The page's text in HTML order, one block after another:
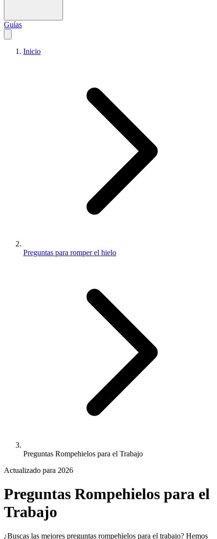
Guías
Inicio
Preguntas para romper el hielo
Preguntas Rompehielos para el Trabajo
Actualizado para 2026
Preguntas Rompehielos para el
Trabajo
¿Buscas las mejores preguntas rompehielos para el trabajo? Hemos